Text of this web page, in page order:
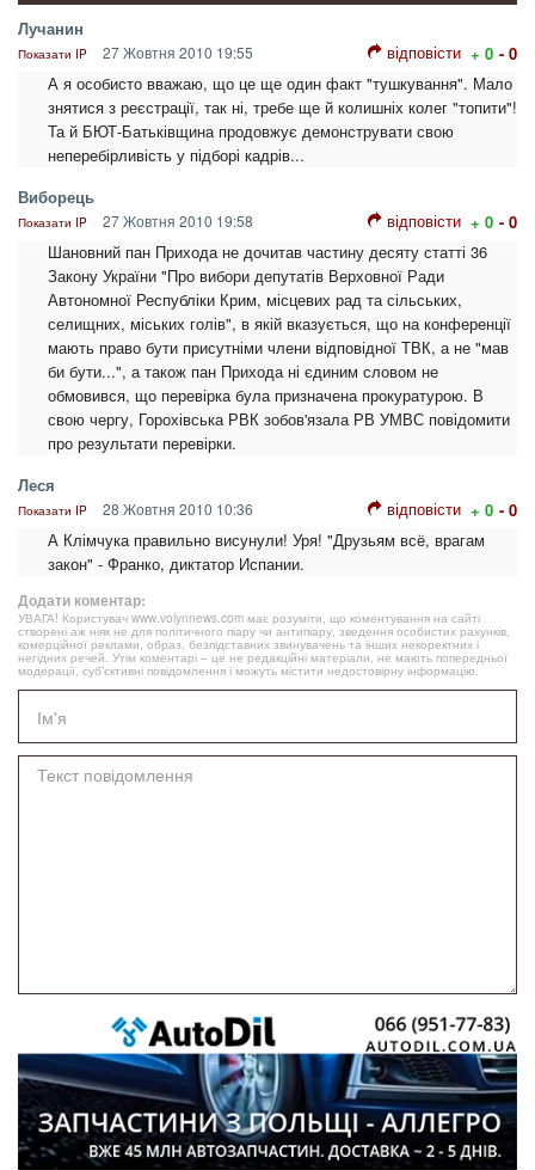
Лучанин
Показати IP 27 Жовтня 2010 19:55 відповісти + 0 - 0
А я особисто вважаю, що це ще один факт "тушкування". Мало
знятися з реєстрації, так ні, требе ще й колишніх колег "топити"!
Та й БЮТ-Батьківщина продовжує демонструвати свою
неперебірливість у підборі кадрів...
Виборець
Показати IP 27 Жовтня 2010 19:58 відповісти + 0 - 0
Шановний пан Прихода не дочитав частину десяту статті 36
Закону України "Про вибори депутатів Верховної Ради
Автономної Республіки Крим, місцевих рад та сільських,
селищних, міських голів", в якій вказується, що на конференції
мають право бути присутніми члени відповідної ТВК, а не "мав
би бути...", а також пан Прихода ні єдиним словом не
обмовився, що перевірка була призначена прокуратурою. В
свою чергу, Горохівська РВК зобов'язала РВ УМВС повідомити
про результати перевірки.
Леся
Показати IP 28 Жовтня 2010 10:36 відповісти + 0 - 0
А Клімчука правильно висунули! Уря! "Друзьям всё, врагам
закон" - Франко, диктатор Испании.
Додати коментар:
УВАГА! Користувач www.volynnews.com має розуміти, що коментування на сайті
створені аж ніяк не для політичного піару чи антипіару, зведення особистих рахунків,
комерційної реклами, образ, безпідставних звинувачень та інших некоректних і
негідних речей. Утім коментарі – це не редакційні матеріали, не мають попередньої
модерації, суб’єктивні повідомлення і можуть містити недостовірну інформацію.